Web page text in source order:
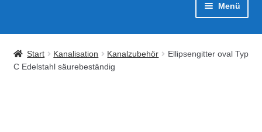
Menü
Zahlungsarten
AGB
Start Kanalisation Kanalzubehör
Ellipsengitter oval Typ
C Edelstahl säurebeständig